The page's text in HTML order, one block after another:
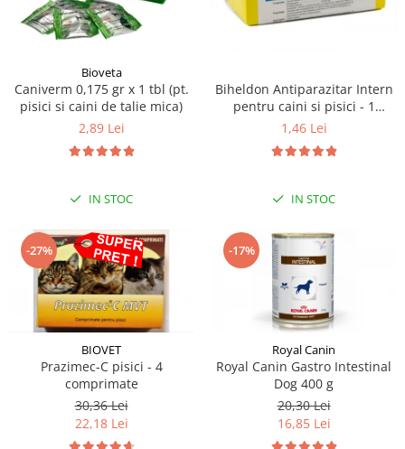
Bioveta
Caniverm 0,175 gr x 1 tbl (pt.
pisici si caini de talie mica)
2,89 Lei
IN STOC
Biheldon Antiparazitar Intern
pentru caini si pisici - 1
comprimate
1,46 Lei
IN STOC
-27%
BIOVET
Prazimec-C pisici - 4
comprimate
30,36 Lei
22,18 Lei
-17%
Royal Canin
Royal Canin Gastro Intestinal
Dog 400 g
20,30 Lei
16,85 Lei